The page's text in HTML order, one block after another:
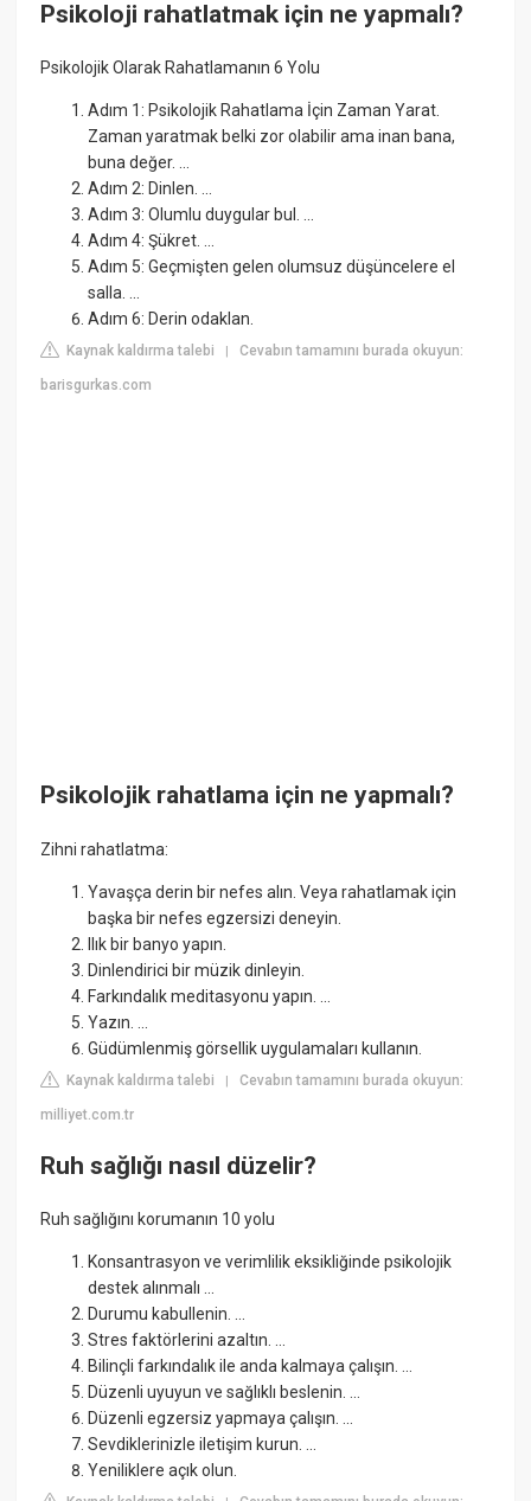
Psikoloji rahatlatmak için ne yapmalı?
Psikolojik Olarak Rahatlamanın 6 Yolu
Adım 1: Psikolojik Rahatlama İçin Zaman Yarat.
Zaman yaratmak belki zor olabilir ama inan bana,
buna değer. ...
Adım 2: Dinlen. ...
Adım 3: Olumlu duygular bul. ...
Adım 4: Şükret. ...
Adım 5: Geçmişten gelen olumsuz düşüncelere el
salla. ...
Adım 6: Derin odaklan.
Kaynak kaldırma talebi |Cevabın tamamını burada okuyun:
barisgurkas.com
Psikolojik rahatlama için ne yapmalı?
Zihni rahatlatma:
Yavaşça derin bir nefes alın. Veya rahatlamak için
başka bir nefes egzersizi deneyin.
Ilık bir banyo yapın.
Dinlendirici bir müzik dinleyin.
Farkındalık meditasyonu yapın. ...
Yazın. ...
Güdümlenmiş görsellik uygulamaları kullanın.
Kaynak kaldırma talebi |Cevabın tamamını burada okuyun:
milliyet.com.tr
Ruh sağlığı nasıl düzelir?
Ruh sağlığını korumanın 10 yolu
Konsantrasyon ve verimlilik eksikliğinde psikolojik
destek alınmalı ...
Durumu kabullenin. ...
Stres faktörlerini azaltın. ...
Bilinçli farkındalık ile anda kalmaya çalışın. ...
Düzenli uyuyun ve sağlıklı beslenin. ...
Düzenli egzersiz yapmaya çalışın. ...
Sevdiklerinizle iletişim kurun. ...
Yeniliklere açık olun.